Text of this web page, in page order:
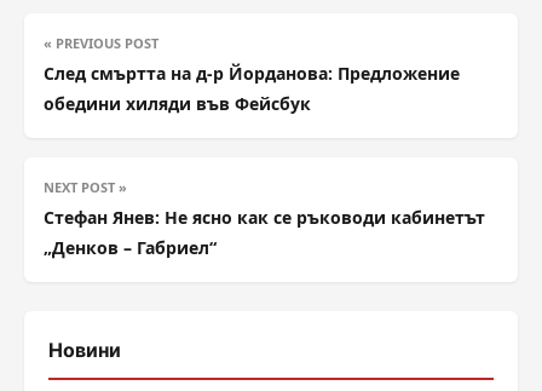
« PREVIOUS POST
След смъртта на д-р Йорданова: Предложение
обедини хиляди във Фейсбук
NEXT POST »
Стефан Янев: Не ясно как се ръководи кабинетът
„Денков – Габриел“
Новини